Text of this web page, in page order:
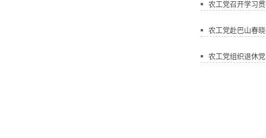
农工党召开学习
农工党赴巴山春
农工党组织退休